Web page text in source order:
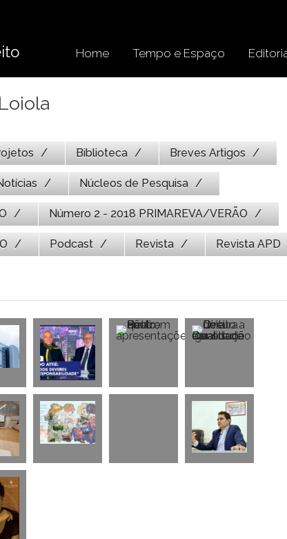
Home Tempo e Espaço
Biblioteca Breves Artigos
Núcleos de Pesquisa
Número 2 - 2018 PRIMAREVA/VERÃO
Podcast Revista Revista APD